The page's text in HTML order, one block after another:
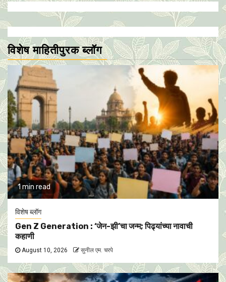
विशेष माहितीपुरक ब्लॉग
1 min read
विशेष ब्लॉग
Gen Z Generation : ‘जेन-झी’चा जन्म; पिढ्यांच्या नावाची
कहाणी
August 10, 2026 सुनील एम. चरपे